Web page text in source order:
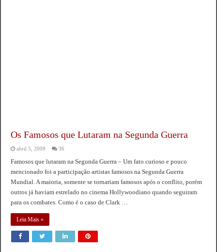
Os Famosos que Lutaram na Segunda Guerra
abril 5, 2009 36
Famosos que lutaram na Segunda Guerra – Um fato curioso e pouco
mencionado foi a participação artistas famosos na Segunda Guerra
Mundial. A maioria, somente se tornariam famosos após o conflito, porém
outros já haviam estrelado no cinema Hollywoodiano quando seguiram
para os combates. Como é o caso de Clark …
Leia Mais »